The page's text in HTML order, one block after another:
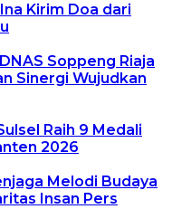
Kirim Doa dari
Soppeng Riaja
Sinergi Wujudkan
Raih 9 Medali
2026
Melodi Budaya
Insan Pers